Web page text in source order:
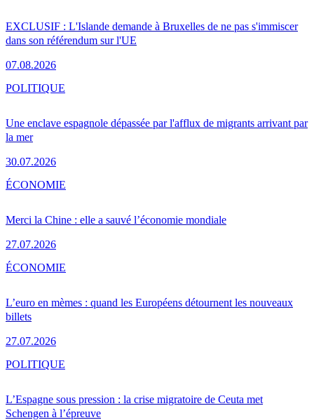
EXCLUSIF : L'Islande demande à Bruxelles de ne pas s'immiscer
dans son référendum sur l'UE
07.08.2026
Une enclave espagnole dépassée par l'afflux de migrants arrivant par
la mer
30.07.2026
POLITIQUE
Merci la Chine : elle a sauvé l’économie mondiale
27.07.2026
ÉCONOMIE
L’euro en mèmes : quand les Européens détournent les nouveaux
billets
27.07.2026
ÉCONOMIE
L’Espagne sous pression : la crise migratoire de Ceuta met
Schengen à l’épreuve
POLITIQUE